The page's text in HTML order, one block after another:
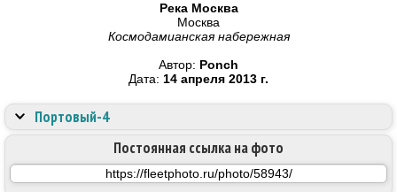
Река Москва
Москва
Космодамианская набережная
Автор: Ponch
Дата: 14 апреля 2013 г.
Постоянная ссылка на фото
Портовый-4